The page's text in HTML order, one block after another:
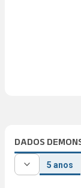
DADOS
5 anos